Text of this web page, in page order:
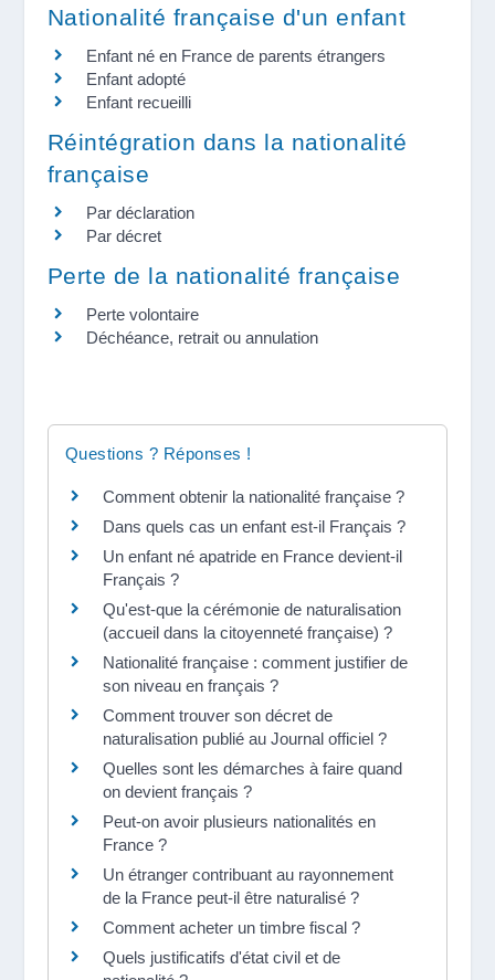
Nationalité française d'un enfant
Enfant né en France de parents étrangers
Enfant adopté
Enfant recueilli
Réintégration dans la nationalité
française
Par déclaration
Par décret
Perte de la nationalité française
Perte volontaire
Déchéance, retrait ou annulation
Questions ? Réponses !
Comment obtenir la nationalité française ?
Dans quels cas un enfant est-il Français ?
Un enfant né apatride en France devient-il
Français ?
Qu'est-que la cérémonie de naturalisation
(accueil dans la citoyenneté française) ?
Nationalité française : comment justifier de
son niveau en français ?
Comment trouver son décret de
naturalisation publié au Journal officiel ?
Quelles sont les démarches à faire quand
on devient français ?
Peut-on avoir plusieurs nationalités en
France ?
Un étranger contribuant au rayonnement
de la France peut-il être naturalisé ?
Comment acheter un timbre fiscal ?
Quels justificatifs d'état civil et de